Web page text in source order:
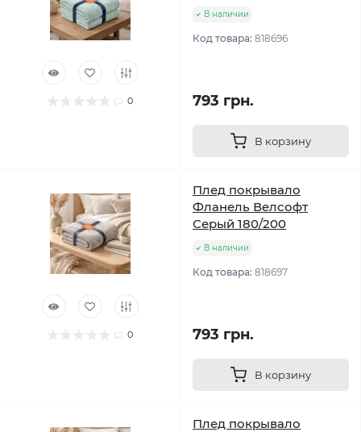
0
В наличии
Код товара: 818696
793 грн.
В корзину
0
Плед покрывало
Фланель Велсофт
Серый 180/200
В наличии
Код товара: 818697
793 грн.
В корзину
Плед покрывало